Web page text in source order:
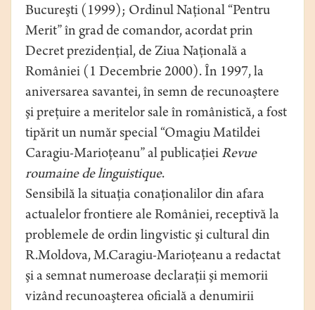
Bucureşti (1999); Ordinul Naţional “Pentru
Merit” în grad de comandor, acordat prin
Decret prezidenţial, de Ziua Naţională a
României (1 Decembrie 2000). În 1997, la
aniversarea savantei, în semn de recunoaştere
şi preţuire a meritelor sale în românistică, a fost
tipărit un număr special “Omagiu Matildei
Caragiu-Marioţeanu” al publicaţieiRevue
roumaine de linguistique.
Sensibilă la situaţia conaţionalilor din afara
actualelor frontiere ale României, receptivă la
problemele de ordin lingvistic şi cultural din
R.Moldova, M.Caragiu-Marioţeanu a redactat
şi a semnat numeroase declaraţii şi memorii
vizând recunoaşterea oficială a denumirii